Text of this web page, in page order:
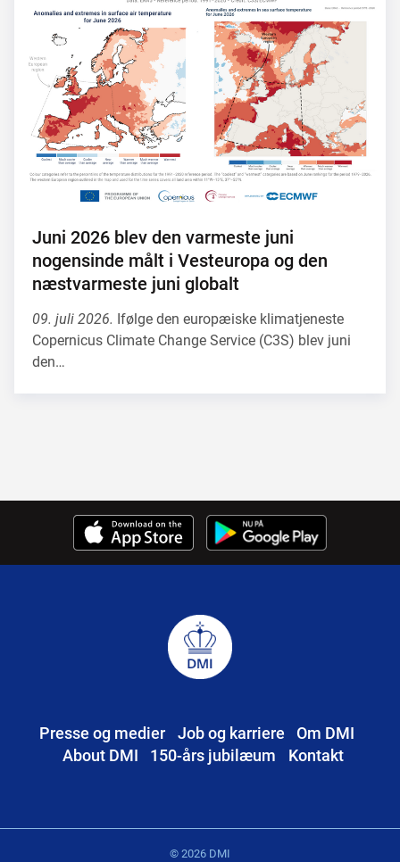
Juni 2026 blev den varmeste juni
nogensinde målt i Vesteuropa og den
næstvarmeste juni globalt
09. juli 2026. Ifølge den europæiske klimatjeneste
Copernicus Climate Change Service (C3S) blev juni
den…
Presse og medier Job og karriere
Om DMI
About DMI
150-års jubilæum Kontakt
© 2026 DMI